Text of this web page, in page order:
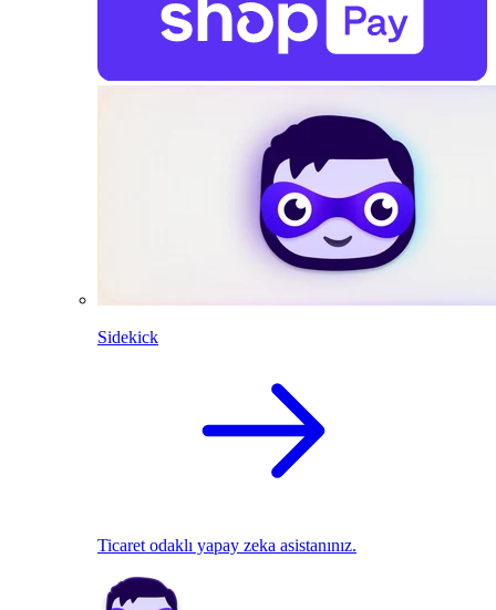
Sidekick
Ticaret odaklı yapay zeka asistanınız.